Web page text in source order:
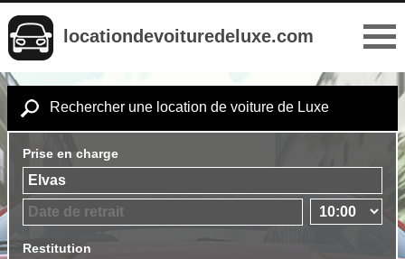
locationdevoituredeluxe.com
Rechercher une location de voiture de Luxe
Prise en charge
Restitution